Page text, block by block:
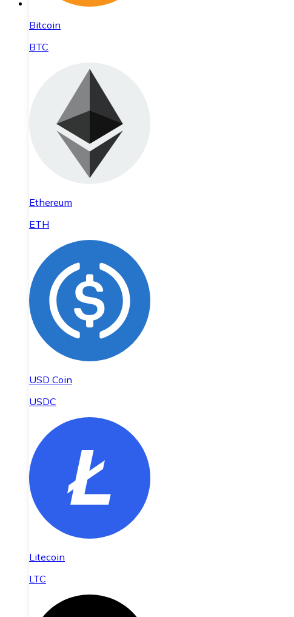
Bitcoin
BTC
Ethereum
ETH
USD Coin
USDC
Litecoin
LTC